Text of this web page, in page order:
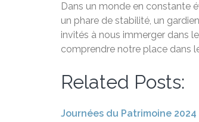
Dans un monde en constante
un phare de stabilité, un
invités à nous immerger dans
comprendre notre place dans
Related Posts:
Journées du Patrimoine